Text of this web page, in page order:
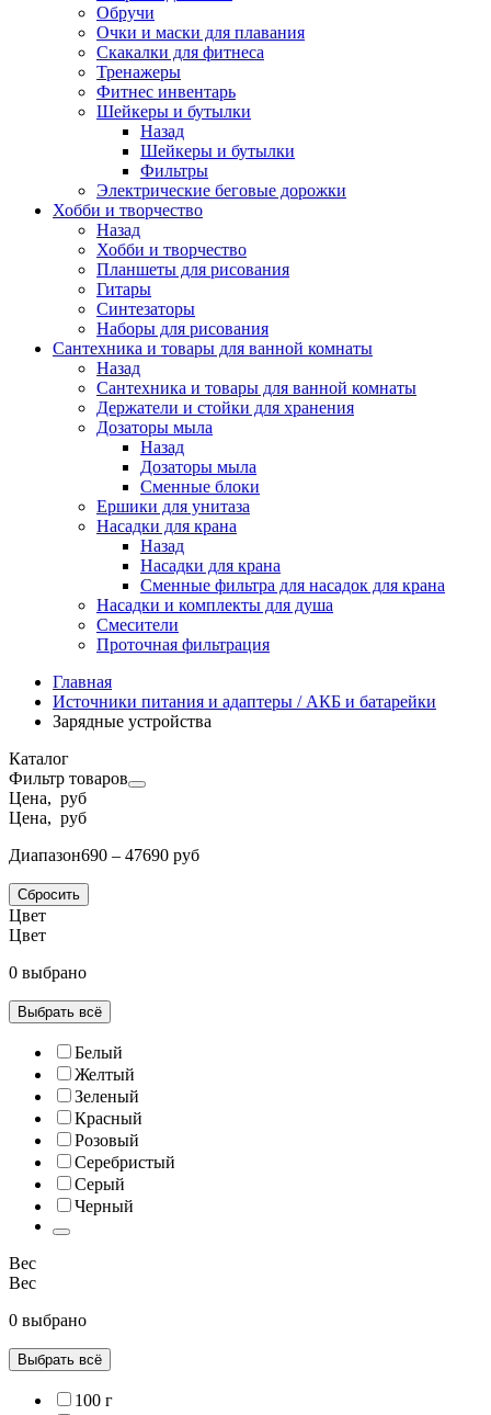
Обручи
Очки и маски для плавания
Скакалки для фитнеса
Тренажеры
Фитнес инвентарь
Шейкеры и бутылки
Назад
Шейкеры и бутылки
Фильтры
Электрические беговые дорожки
Хобби и творчество
Назад
Хобби и творчество
Планшеты для рисования
Гитары
Синтезаторы
Наборы для рисования
Сантехника и товары для ванной комнаты
Назад
Сантехника и товары для ванной комнаты
Держатели и стойки для хранения
Дозаторы мыла
Назад
Дозаторы мыла
Сменные блоки
Ершики для унитаза
Насадки для крана
Назад
Насадки для крана
Сменные фильтра для насадок для крана
Насадки и комплекты для душа
Смесители
Проточная фильтрация
Главная
Источники питания и адаптеры / АКБ и батарейки
Зарядные устройства
Каталог
Фильтр товаров
Цена, руб
Цена, руб
Диапазон690 – 47690 руб
Сбросить
Цвет
Цвет
0 выбрано
Выбрать всё
Белый
Желтый
Зеленый
Красный
Розовый
Серебристый
Серый
Черный
Вес
Вес
0 выбрано
Выбрать всё
100 г